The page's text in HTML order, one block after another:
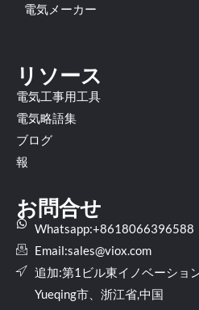
電気メーカー
リソース
電気工事用工具
電気略語集
ブログ
報
お問合せ
Whatsapp:+8618066396588
Email:sales@viox.com
追加:第1ビル東イノベーショ
Yueqing市、浙江省,中国